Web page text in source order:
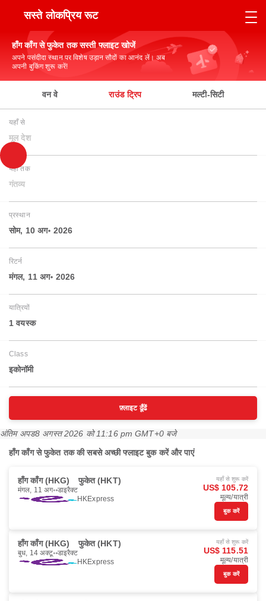
सस्ते लोकप्रिय रूट
हाँग काँग से फुकेत तक सस्ती फ्लाइट खोजें
अपने पसंदीदा स्थान पर विशेष उड़ान सौदों का आनंद लें। अब
अपनी बुकिंग शुरू करें!
वन वे राउंड ट्रिप मल्टी-सिटी
यहाँ से
मूल देश
यहाँ तक
गंतव्य
प्रस्थान
सोम, 10 अग॰ 2026
रिटर्न
मंगल, 11 अग॰ 2026
यात्रियों
1 वयस्‍क
Class
इकोनॉमी
फ़्लाइट ढूँढें
अंतिम अपड8 अगस्त 2026 को 11:16 pm GMT+0 बजे
हाँग काँग से फुकेत तक की सबसे अच्छी फ्लाइट बुक करें और पाएं
हाँग काँग (HKG) फुकेत (HKT)
मंगल, 11 अग॰ डाइरैक्ट
HKExpress
यहाँ से शुरू करें
US$ 105.72
मूल्य/यात्री
बुक करें
हाँग काँग (HKG) फुकेत (HKT)
बुध, 14 अक्टू॰ डाइरैक्ट
HKExpress
यहाँ से शुरू करें
US$ 115.51
मूल्य/यात्री
बुक करें